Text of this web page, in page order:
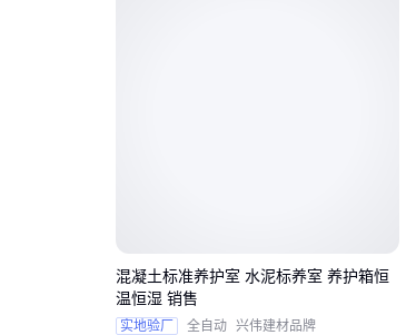
混凝土标准养护室 水泥标养室 养护箱恒
温恒湿 销售
实地验厂 全自动 兴伟建材品牌